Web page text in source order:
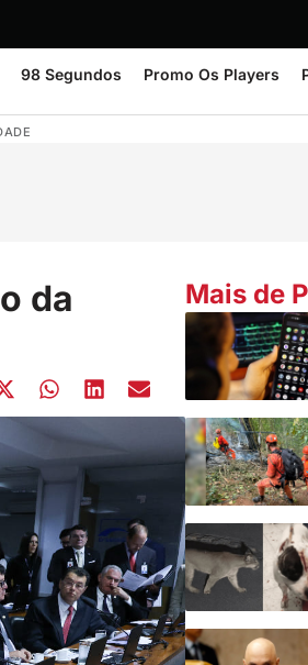
98 Segundos Promo Os Players
da
Mais de